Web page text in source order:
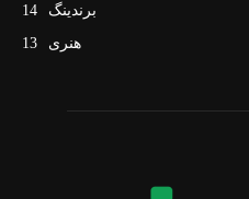
برندینگ
14
هنری
13